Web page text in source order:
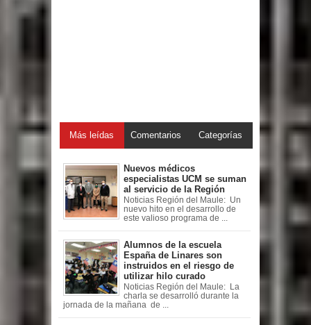
Más leídas Comentarios Categorías
Nuevos médicos
especialistas UCM se suman
al servicio de la Región
Noticias Región del Maule: Un
nuevo hito en el desarrollo de
este valioso programa de ...
Alumnos de la escuela
España de Linares son
instruidos en el riesgo de
utilizar hilo curado
Noticias Región del Maule: La
charla se desarrolló durante la
jornada de la mañana de ...